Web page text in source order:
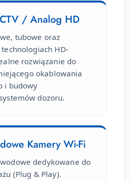
/ Analog HD
tubowe oraz
HD-
rozwiązanie do
okablowania
i budowy
dozoru.
Kamery Wi-Fi
dedykowane do
(Plug & Play).